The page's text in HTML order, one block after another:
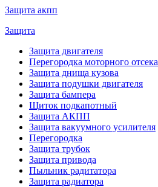
Защита акпп
Защита
Защита двигателя
Перегородка моторного отсека
Защита днища кузова
Защита подушки двигателя
Защита бампера
Щиток подкапотный
Защита АКПП
Защита вакуумного усилителя
Перегородка
Защита трубок
Защита привода
Пыльник радитатора
Защита радиатора